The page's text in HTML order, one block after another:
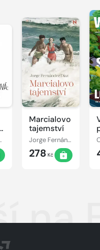
Marcialovo
tajemství
Jorge Fernández Díaz
278 Kč
na